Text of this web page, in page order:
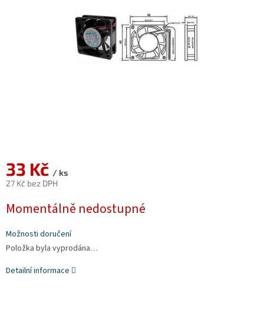
33 Kč / ks
27 Kč bez DPH
cena:
Momentálně nedostupné
Možnosti doručení
Položka byla vyprodána…
Detailní informace